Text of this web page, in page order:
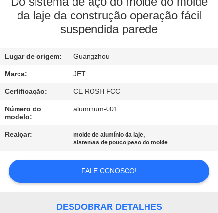
CONTROLE
QUALIDADE
ENTRE
EM
CONTATO
CONOSCO
PEÇA
UMAS
CITAÇÕES
da laje da construção operação fácil
suspendida parede
Lugar de origem: Guangzhou
Marca: JET
Certificação: CE ROSH FCC
Número do
modelo:
aluminum-001
Realçar: molde de alumínio da laje,
sistemas de pouco peso do molde
FALE CONOSCO!
DESDOBRAR DETALHES